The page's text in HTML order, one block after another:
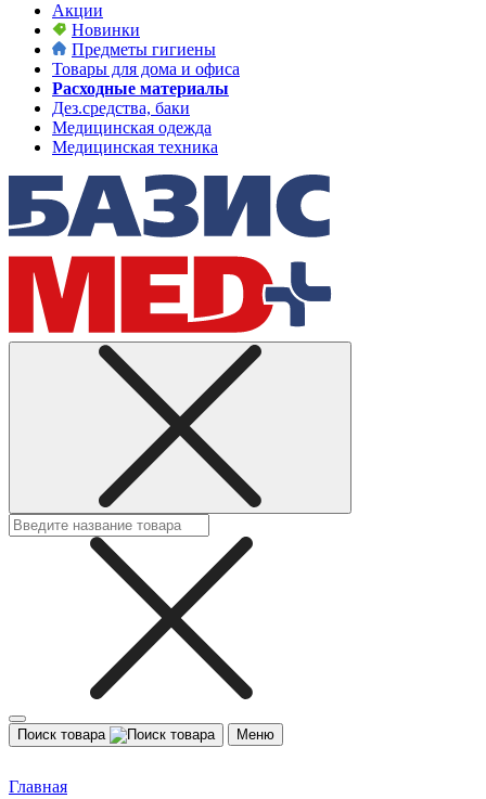
Акции
Новинки
Предметы гигиены
Товары для дома и офиса
Расходные материалы
Дез.средства, баки
Медицинская одежда
Медицинская техника
Поиск товара Меню
Главная